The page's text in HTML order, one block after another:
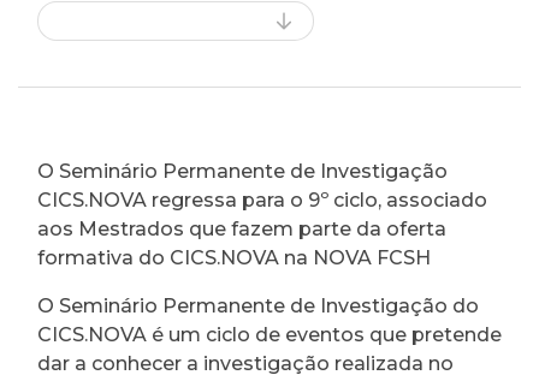
O Seminário Permanente de Investigação
CICS.NOVA regressa para o 9º ciclo, associado
aos Mestrados que fazem parte da oferta
formativa do CICS.NOVA na NOVA FCSH
O Seminário Permanente de Investigação do
CICS.NOVA é um ciclo de eventos que pretende
dar a conhecer a investigação realizada no